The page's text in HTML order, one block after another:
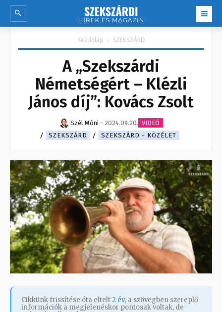
Kezdőlap SZEKSZÁRD
A „Szekszárdi
Németségért – Klézli
János díj”: Kovács Zsolt
Szél Móni - 2024.09.20. VIDEÓ
SZEKSZÁRD
SZEKSZÁRD - KÖZÉLET
Cikkünk frissítése óta eltelt2 év, a szövegben szereplő
információk a megjelenéskor pontosak voltak, de